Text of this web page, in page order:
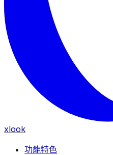
xlook
功能特色